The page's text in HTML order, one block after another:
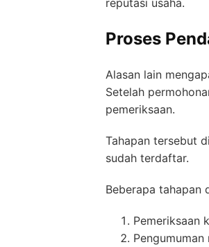
Proses
Alasan lain
Setelah
pemeriksaan.
Tahapan tersebut
sudah terdaftar.
Beberapa tahapan
Pemeriksaan